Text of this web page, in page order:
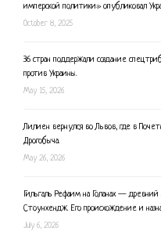
имперской политики» опубликовал
October 8, 2025
36 стран поддержали создание
против Украины.
May 15, 2026
Лилиен вернулся во Львов, где в
Дрогобыча.
May 26, 2026
Гильгаль Рефаим на Голанах —
Стоунхендж. Его происхождение и
July 6, 2026